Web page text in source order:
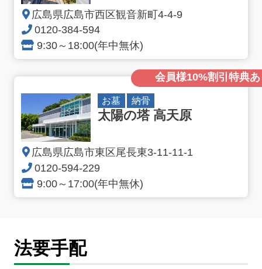
広島県広島市西区観音新町4-4-9
0120-384-594
9:30～18:00(年中無休)
お墓 納骨
会員様10%割引特典
太陽の塔 高天原
広島県広島市東区尾長東3-11-11-1
0120-594-229
9:00～17:00(年中無休)
法要手配